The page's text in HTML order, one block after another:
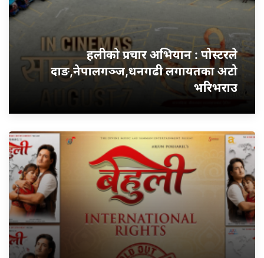
हलीको प्रचार अभियान : पोस्टरले
दाङ,नेपालगञ्ज,धनगढी लगायतका अटो
भरिभराउ